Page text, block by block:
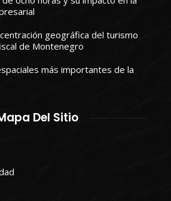
geográfica del turismo
de Montenegro
más importantes de la
Del Sitio